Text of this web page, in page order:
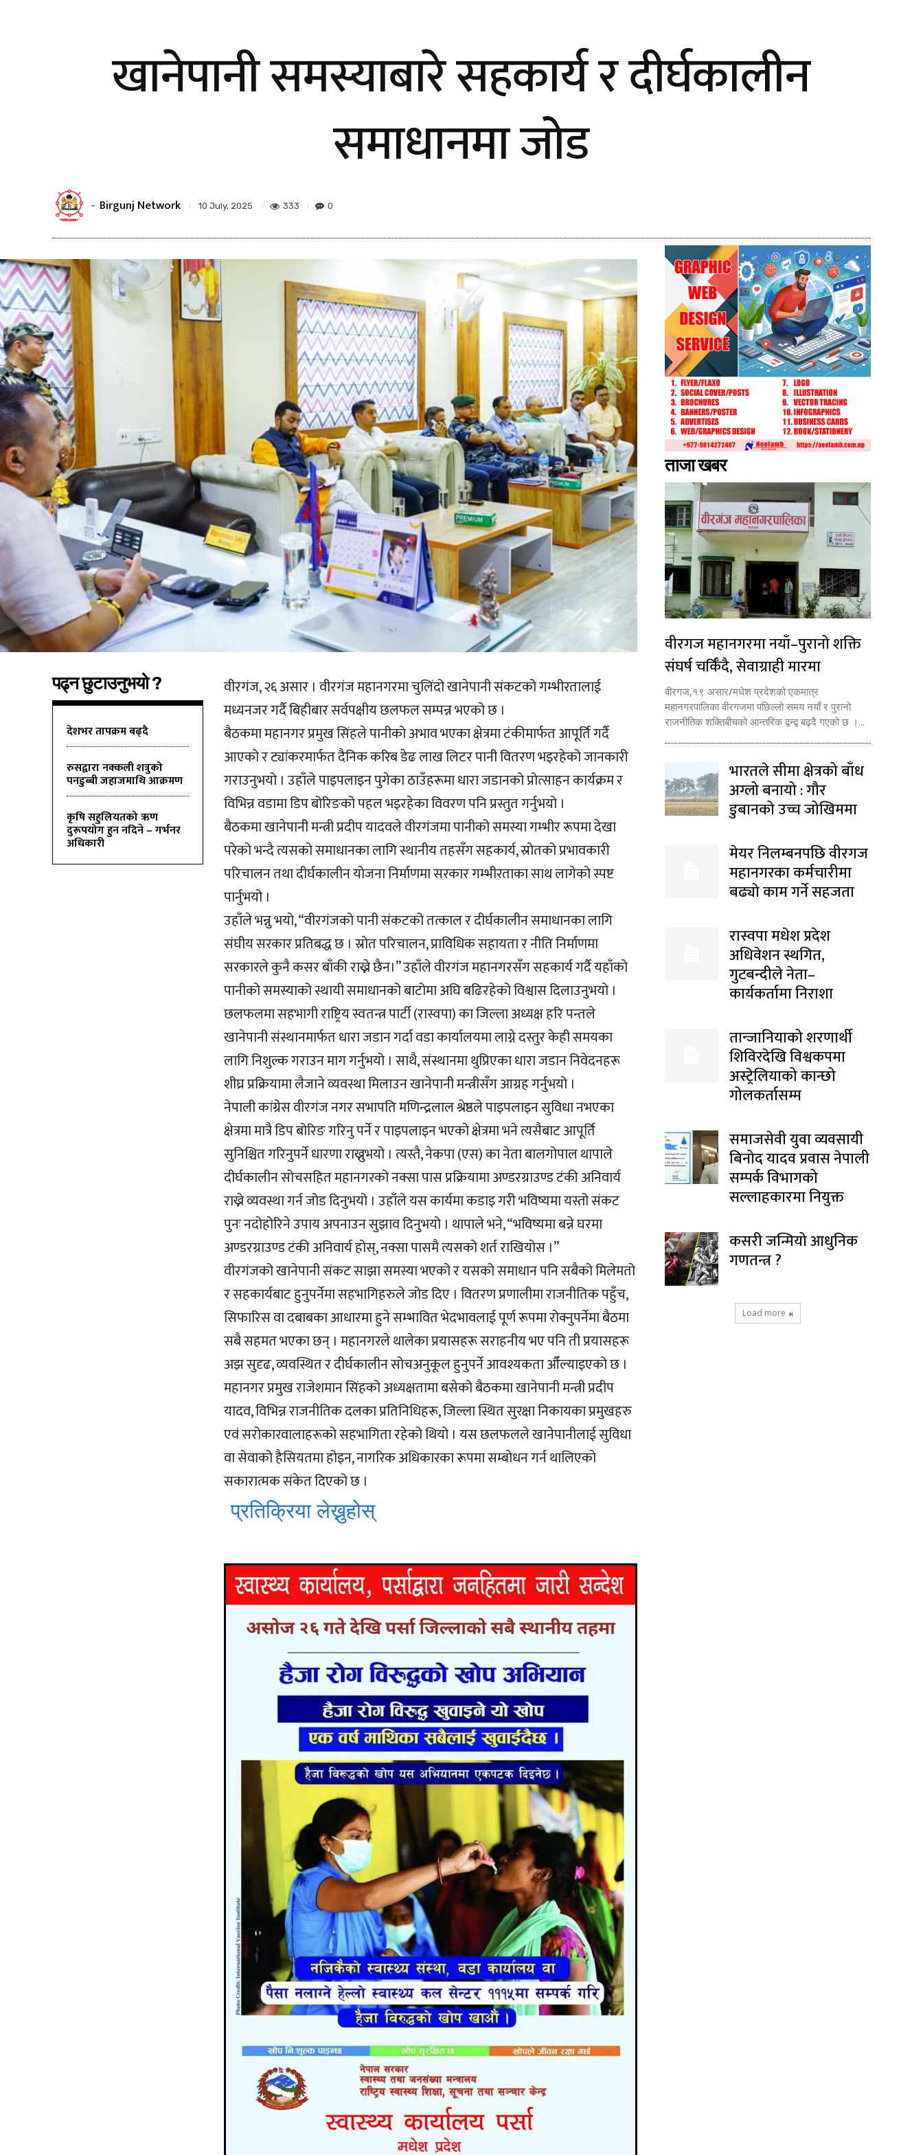
खानेपानी समस्याबारे सहकार्य र दीर्घकालीन
समाधानमा जोड
- Birgunj Network 10 July, 2025 333 0
पढ्न छुटाउनुभयो ?
देशभर तापक्रम बढ्दै
रुसद्वारा नक्कली शत्रुको
पनडुब्बी जहाजमाथि आक्रमण
कृषि सहुलियतको ऋण
दुरूपयोग हुन नदिने – गर्भनर
अधिकारी
वीरगंज, २६ असार । वीरगंज महानगरमा चुलिंदो खानेपानी संकटको गम्भीरतालाई
मध्यनजर गर्दै बिहीबार सर्वपक्षीय छलफल सम्पन्न भएको छ ।
बैठकमा महानगर प्रमुख सिंहले पानीको अभाव भएका क्षेत्रमा टंकीमार्फत आपूर्ति गर्दै
आएको र ट्यांकरमार्फत दैनिक करिब डेढ लाख लिटर पानी वितरण भइरहेको जानकारी
गराउनुभयो । उहाँले पाइपलाइन पुगेका ठाउँहरूमा धारा जडानको प्रोत्साहन कार्यक्रम र
विभिन्न वडामा डिप बोरिङको पहल भइरहेका विवरण पनि प्रस्तुत गर्नुभयो ।
बैठकमा खानेपानी मन्त्री प्रदीप यादवले वीरगंजमा पानीको समस्या गम्भीर रूपमा देखा
परेको भन्दै त्यसको समाधानका लागि स्थानीय तहसँग सहकार्य, स्रोतको प्रभावकारी
परिचालन तथा दीर्घकालीन योजना निर्माणमा सरकार गम्भीरताका साथ लागेको स्पष्ट
पार्नुभयो ।
उहाँले भन्नु भयो, “वीरगंजको पानी संकटको तत्काल र दीर्घकालीन समाधानका लागि
संघीय सरकार प्रतिबद्ध छ । स्रोत परिचालन, प्राविधिक सहायता र नीति निर्माणमा
सरकारले कुनै कसर बाँकी राख्ने छैन।” उहाँले वीरगंज महानगरसँग सहकार्य गर्दै यहाँको
पानीको समस्याको स्थायी समाधानको बाटोमा अघि बढिरहेको विश्वास दिलाउनुभयो ।
छलफलमा सहभागी राष्ट्रिय स्वतन्त्र पार्टी (रास्वपा) का जिल्ला अध्यक्ष हरि पन्तले
खानेपानी संस्थानमार्फत धारा जडान गर्दा वडा कार्यालयमा लाग्ने दस्तुर केही समयका
लागि निशुल्क गराउन माग गर्नुभयो । साथै, संस्थानमा थुप्रिएका धारा जडान निवेदनहरू
शीघ्र प्रक्रियामा लैजाने व्यवस्था मिलाउन खानेपानी मन्त्रीसँग आग्रह गर्नुभयो ।
नेपाली कांग्रेस वीरगंज नगर सभापति मणिन्द्रलाल श्रेष्ठले पाइपलाइन सुविधा नभएका
क्षेत्रमा मात्रै डिप बोरिङ गरिनु पर्ने र पाइपलाइन भएको क्षेत्रमा भने त्यसैबाट आपूर्ति
सुनिश्चित गरिनुपर्ने धारणा राख्नुभयो । त्यस्तै, नेकपा (एस) का नेता बालगोपाल थापाले
दीर्घकालीन सोचसहित महानगरको नक्सा पास प्रक्रियामा अण्डरग्राउण्ड टंकी अनिवार्य
राख्ने व्यवस्था गर्न जोड दिनुभयो । उहाँले यस कार्यमा कडाइ गरी भविष्यमा यस्तो संकट
पुनः नदोहोरिने उपाय अपनाउन सुझाव दिनुभयो । थापाले भने, “भविष्यमा बन्ने घरमा
अण्डरग्राउण्ड टंकी अनिवार्य होस्, नक्सा पासमै त्यसको शर्त राखियोस ।”
वीरगंजको खानेपानी संकट साझा समस्या भएको र यसको समाधान पनि सबैको मिलेमतो
र सहकार्यबाट हुनुपर्नेमा सहभागिहरुले जोड दिए । वितरण प्रणालीमा राजनीतिक पहुँच,
सिफारिस वा दबाबका आधारमा हुने सम्भावित भेदभावलाई पूर्ण रूपमा रोक्नुपर्नेमा बैठमा
सबै सहमत भएका छन् । महानगरले थालेका प्रयासहरू सराहनीय भए पनि ती प्रयासहरू
अझ सुदृढ, व्यवस्थित र दीर्घकालीन सोचअनुकूल हुनुपर्ने आवश्यकता औँल्याइएको छ ।
महानगर प्रमुख राजेशमान सिंहको अध्यक्षतामा बसेको बैठकमा खानेपानी मन्त्री प्रदीप
यादव, विभिन्न राजनीतिक दलका प्रतिनिधिहरू, जिल्ला स्थित सुरक्षा निकायका प्रमुखहरु
एवं सरोकारवालाहरूको सहभागिता रहेको थियो । यस छलफलले खानेपानीलाई सुविधा
वा सेवाको हैसियतमा होइन, नागरिक अधिकारका रूपमा सम्बोधन गर्न थालिएको
सकारात्मक संकेत दिएको छ ।
प्रतिक्रिया लेख्नुहोस्
ताजा खबर
वीरगज महानगरमा नयाँ–पुरानो शक्ति
संघर्ष चर्किँदै, सेवाग्राही मारमा
वीरगज,१९ असार/मधेश प्रदेशको एकमात्र
महानगरपालिका वीरगजमा पछिल्लो समय नयाँ र पुरानो
राजनीतिक शक्तिबीचको आन्तरिक द्वन्द्व बढ्दै गएको छ ।...
भारतले सीमा क्षेत्रको बाँध
अग्लो बनायो : गौर
डुबानको उच्च जोखिममा
मेयर निलम्बनपछि वीरगज
महानगरका कर्मचारीमा
बढ्यो काम गर्ने सहजता
रास्वपा मधेश प्रदेश
अधिवेशन स्थगित,
गुटबन्दीले नेता–
कार्यकर्तामा निराशा
तान्जानियाको शरणार्थी
शिविरदेखि विश्वकपमा
अस्ट्रेलियाको कान्छो
गोलकर्तासम्म
समाजसेवी युवा व्यवसायी
बिनोद यादव प्रवास नेपाली
सम्पर्क विभागको
सल्लाहकारमा नियुक्त
कसरी जन्मियो आधुनिक
गणतन्त्र ?
Load more